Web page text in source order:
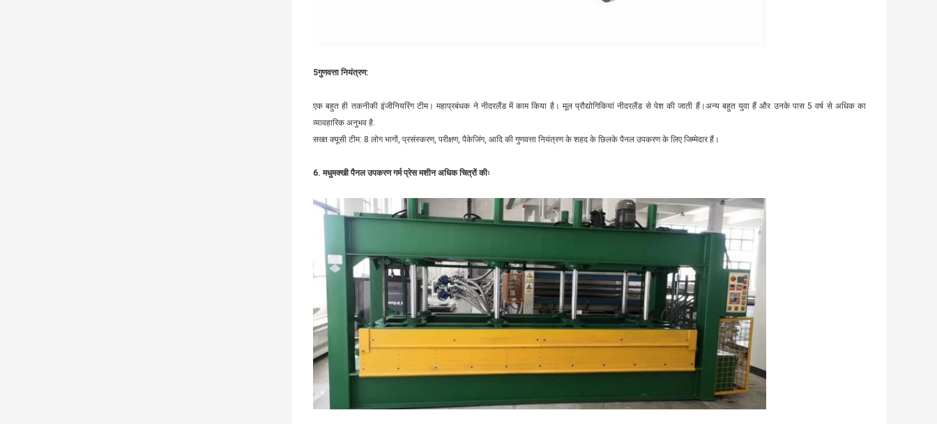
5गुणवत्ता नियंत्रण:
एक बहुत ही तकनीकी इंजीनियरिंग टीम। महाप्रबंधक ने नीदरलैंड में काम किया है। मूल प्रौद्योगिकियां नीदरलैंड से पेश की जाती हैं।अन्य बहुत युवा हैं और उनके पास 5 वर्ष से अधिक का
व्यावहारिक अनुभव है.
सख्त क्यूसी टीम: 8 लोग भागों, प्रसंस्करण, परीक्षण, पैकेजिंग, आदि की गुणवत्ता नियंत्रण के शहद के छिलके पैनल उपकरण के लिए जिम्मेदार हैं।
6. मधुमक्खी पैनल उपकरण गर्म प्रेस मशीन अधिक चित्रों कीः